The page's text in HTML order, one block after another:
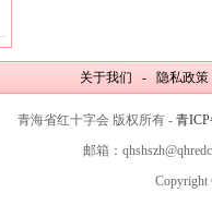
关于我们 - 隐私政
青海省红十字会 版权所有 - 青ICP
邮箱：
Copyright